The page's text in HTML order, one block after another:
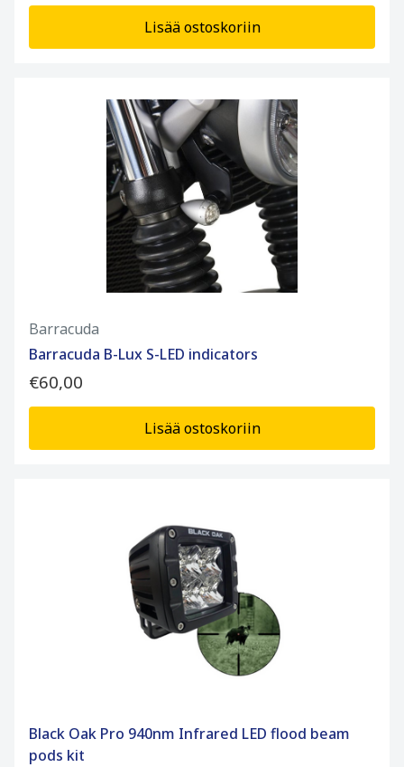
Lisää ostoskoriin
Barracuda
Barracuda B-Lux S-LED indicators
€60,00
Lisää ostoskoriin
Black Oak Pro 940nm Infrared LED flood beam
pods kit